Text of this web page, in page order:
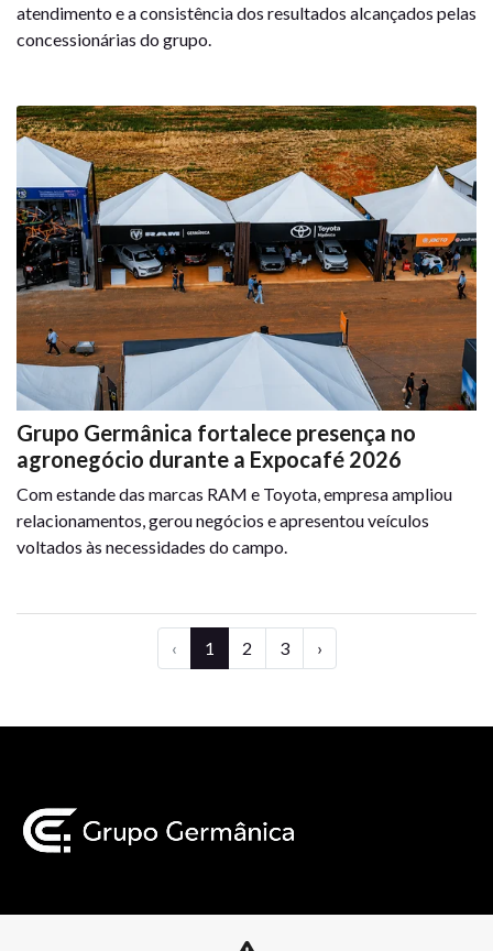
atendimento e a consistência dos resultados alcançados pelas
concessionárias do grupo.
Grupo Germânica fortalece presença no
agronegócio durante a Expocafé 2026
Com estande das marcas RAM e Toyota, empresa ampliou
relacionamentos, gerou negócios e apresentou veículos
voltados às necessidades do campo.
‹ 1 2 3 ›